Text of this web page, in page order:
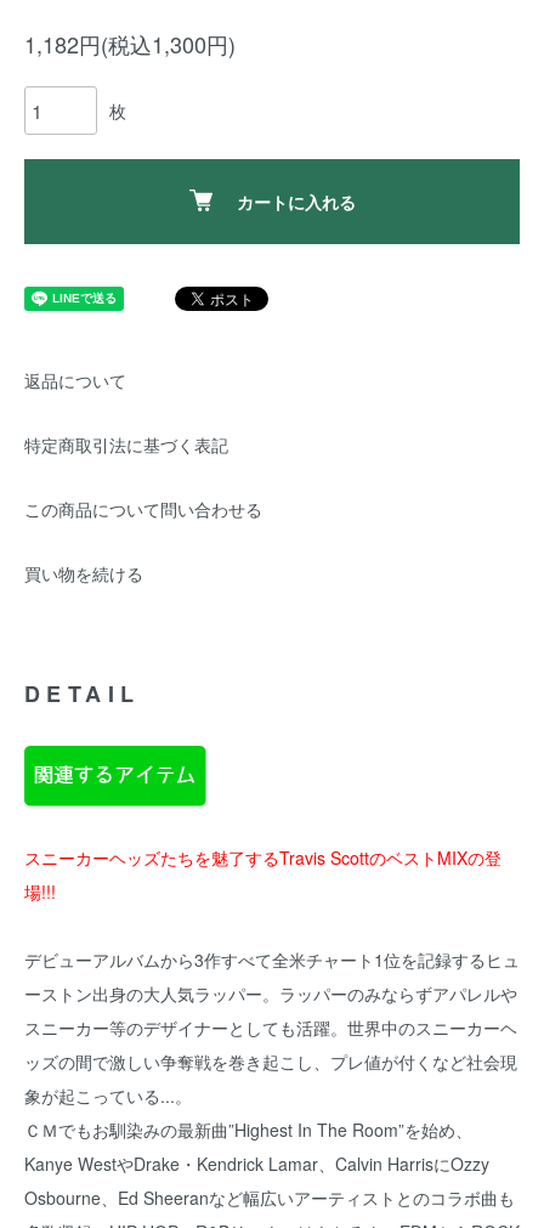
1,182円(税込1,300円)
枚
カートに入れる
返品について
特定商取引法に基づく表記
この商品について問い合わせる
買い物を続ける
DETAIL
スニーカーヘッズたちを魅了するTravis ScottのベストMIXの登
場!!!
デビューアルバムから3作すべて全米チャート1位を記録するヒュ
ーストン出身の大人気ラッパー。ラッパーのみならずアパレルや
スニーカー等のデザイナーとしても活躍。世界中のスニーカーヘ
ッズの間で激しい争奪戦を巻き起こし、プレ値が付くなど社会現
象が起こっている...。
ＣＭでもお馴染みの最新曲”Highest In The Room”を始め、
Kanye WestやDrake・Kendrick Lamar、Calvin HarrisにOzzy
Osbourne、Ed Sheeranなど幅広いアーティストとのコラボ曲も